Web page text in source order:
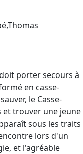
porter secours à
en casse-
le Casse-
et trouver une jeune
sous les traits
lors d'un
et l'agréable